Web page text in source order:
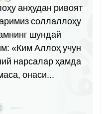
анҳудан ривоят
соллаллоҳу
шундай
«Ким Аллоҳ учун
нарсалар ҳамда
онаси...